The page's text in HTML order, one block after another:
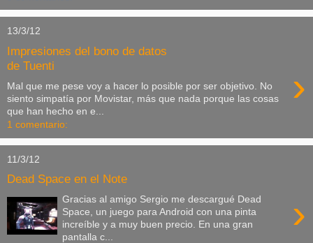
13/3/12
Impresiones del bono de datos
de Tuenti
›
Mal que me pese voy a hacer lo posible por ser objetivo. No
siento simpatía por Movistar, más que nada porque las cosas
que han hecho en e...
1 comentario:
11/3/12
Dead Space en el Note
›
Gracias al amigo Sergio me descargué Dead
Space, un juego para Android con una pinta
increíble y a muy buen precio. En una gran
pantalla c...